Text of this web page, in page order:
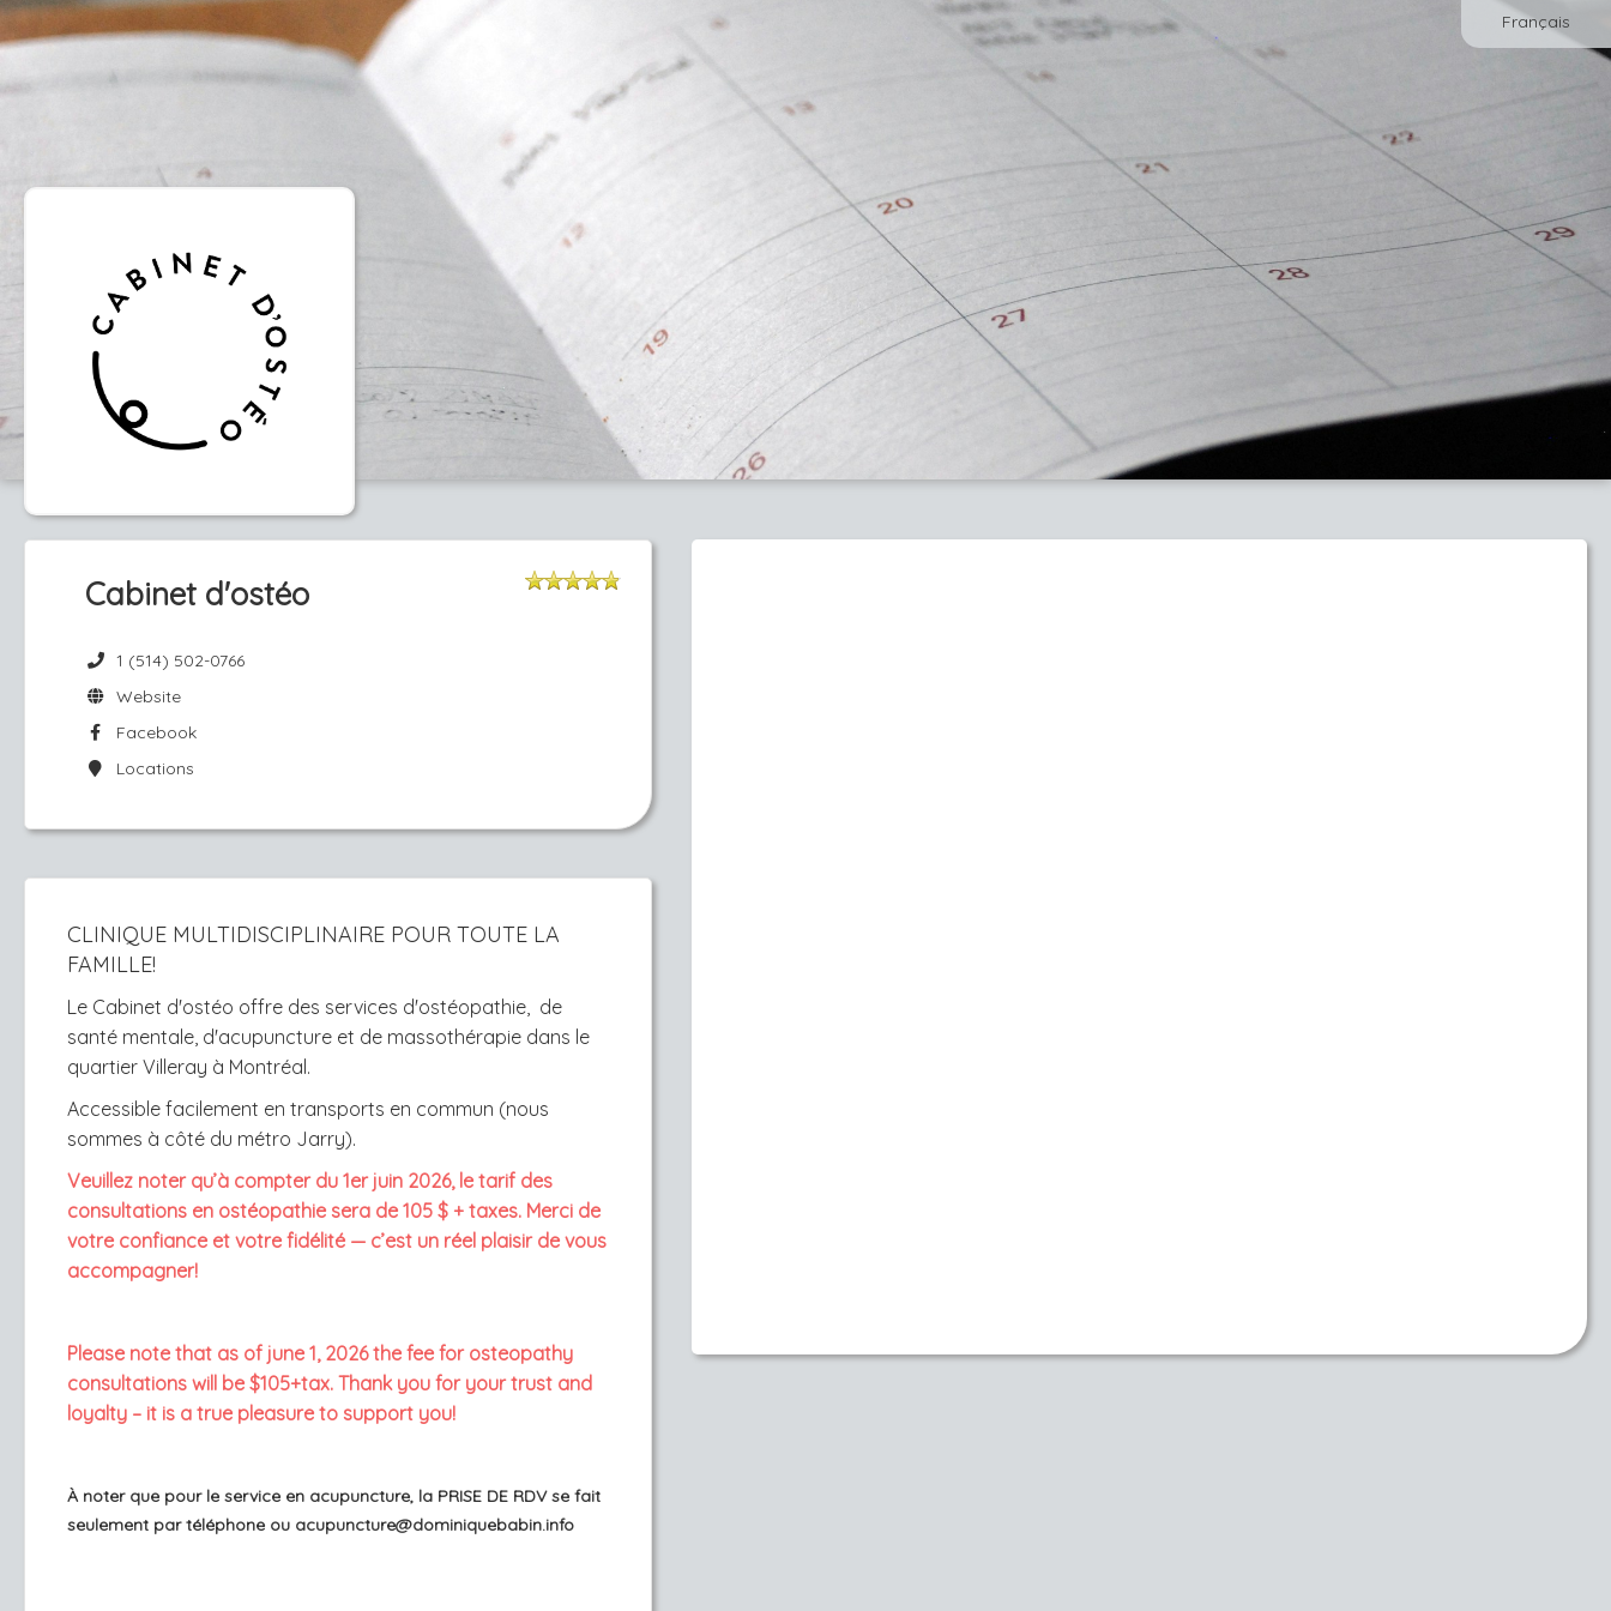
Français
Cabinet d'ostéo
1 (514) 502-0766
Website
Facebook
Locations
CLINIQUE MULTIDISCIPLINAIRE POUR TOUTE LA
FAMILLE!
Le Cabinet d'ostéo offre des services d'ostéopathie, de
santé mentale, d'acupuncture et de massothérapie dans le
quartier Villeray à Montréal.
Accessible facilement en transports en commun (nous
sommes à côté du métro Jarry).
Veuillez noter qu’à compter du 1er juin 2026, le tarif des
consultations en ostéopathie sera de 105 $ + taxes. Merci de
votre confiance et votre fidélité — c’est un réel plaisir de vous
accompagner!
Please note that as of june 1, 2026 the fee for osteopathy
consultations will be $105+tax. Thank you for your trust and
loyalty – it is a true pleasure to support you!
À noter que pour le service en acupuncture, la PRISE DE RDV se fait
seulement par téléphone ou acupuncture@dominiquebabin.info